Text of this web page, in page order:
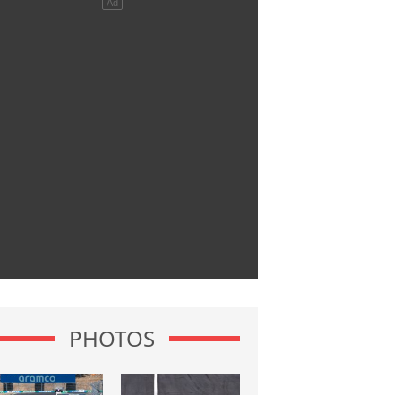
PHOTOS